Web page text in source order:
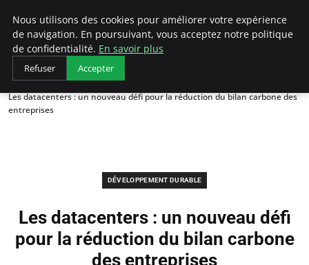
Arcticclimateemergency
Accueil
Développement durable
Les datacenters : un nouveau défi pour la réduction du bilan carbone des
entreprises
DÉVELOPPEMENT DURABLE
Les datacenters : un nouveau défi
pour la réduction du bilan carbone
des entreprises
Nous utilisons des cookies pour améliorer votre expérience
de navigation. En poursuivant, vous acceptez notre politique
de confidentialité. En savoir plus
Refuser Accepter